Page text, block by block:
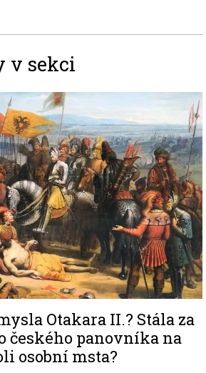
v sekci
Otakara II.? Stála za
českého panovníka na
osobní msta?